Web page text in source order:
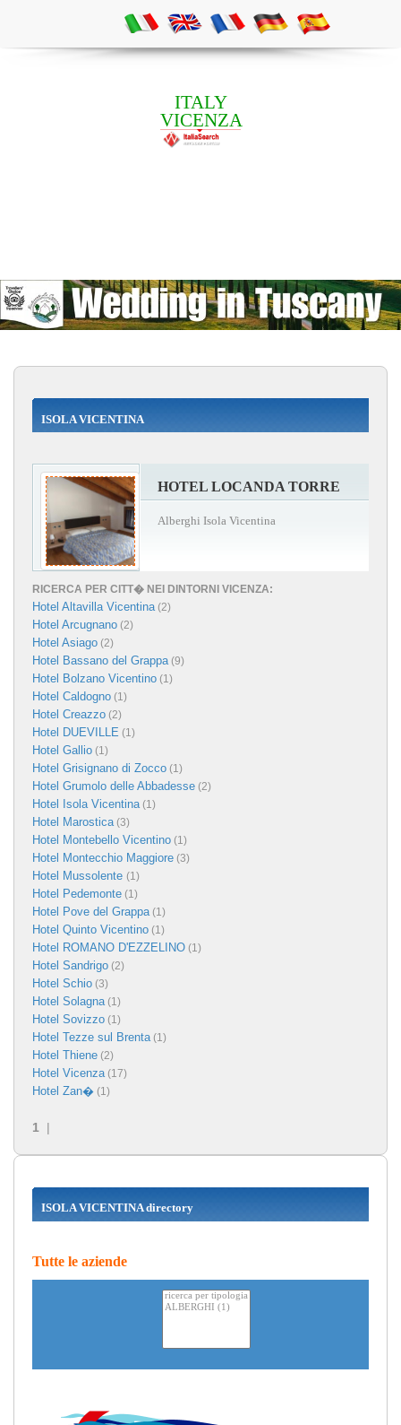
ITALY
VICENZA
ISOLA VICENTINA
HOTEL LOCANDA TORRE
Alberghi Isola Vicentina
RICERCA PER CITT� NEI DINTORNI VICENZA:
Hotel Altavilla Vicentina(2)
Hotel Arcugnano (2)
Hotel Asiago (2)
Hotel Bassano del Grappa(9)
Hotel Bolzano Vicentino (1)
Hotel Caldogno (1)
Hotel Creazzo (2)
Hotel DUEVILLE (1)
Hotel Gallio (1)
Hotel Grisignano di Zocco (1)
Hotel Grumolo delle Abbadesse (2)
Hotel Isola Vicentina(1)
Hotel Marostica(3)
Hotel Montebello Vicentino (1)
Hotel Montecchio Maggiore (3)
Hotel Mussolente (1)
Hotel Pedemonte (1)
Hotel Pove del Grappa(1)
Hotel Quinto Vicentino (1)
Hotel ROMANO D'EZZELINO (1)
Hotel Sandrigo (2)
Hotel Schio (3)
Hotel Solagna(1)
Hotel Sovizzo (1)
Hotel Tezze sul Brenta(1)
Hotel Thiene (2)
Hotel Vicenza(17)
Hotel Zan� (1)
1 |
ISOLA VICENTINA directory
Tutte le aziende